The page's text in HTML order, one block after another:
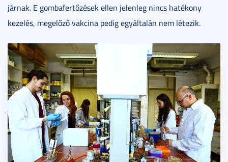
járnak. E gombafertőzések ellen jelenleg nincs hatékony
kezelés, megelőző vakcina pedig egyáltalán nem létezik.